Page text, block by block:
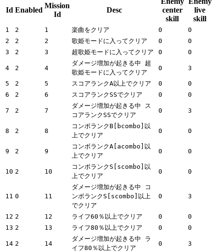
Id Enabled
Mission
Id
Desc
center
skill
live
skill
1 2 1 楽曲をクリア 0
0
2
2 2 歌姫モードに入ってクリア 0
0
3
2 3 超歌姫モードに入ってクリア 0 0
4 2 4
ダメージ増加が起きる中 超
歌姫モードに入ってクリア
0 3
5 2 5 スコアランクA以上でクリア 0
0
6
2 6 スコアランクSSでクリア 0 0
7 2 7
ダメージ増加が起きる中 ス
コアランクSSでクリア
0 3
8 2 8
コンボランクB[bcombo]以
上でクリア
0 0
9 2 9
コンボランクA[acombo]以
上でクリア
0 0
10 2 10
コンボランクS[scombo]以
上でクリア
0 0
11 0 11
ダメージ増加が起きる中 コ
ンボランクS[scombo]以上
でクリア
0 3
12 2 12 ライフ60％以上でクリア 0
0
13 2 13 ライフ80％以上でクリア 0 0
14 2 14
ダメージ増加が起きる中 ラ
イフ80％以上でクリア
0 3